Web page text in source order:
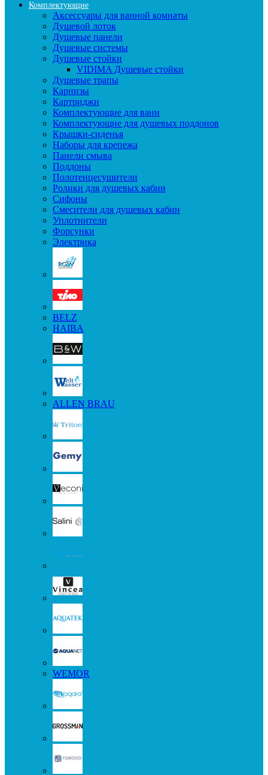
Комплектующие
Аксессуары для ванной комнаты
Душевой лоток
Душевые панели
Душевые системы
Душевые стойки
VIDIMA Душевые стойки
Душевые трапы
Карнизы
Картриджи
Комплектующие для ванн
Комплектующие для душевых поддонов
Крышки-сиденья
Наборы для крепежа
Панели смыва
Поддоны
Полотенцесушители
Ролики для душевых кабин
Сифоны
Смесители для душевых кабин
Уплотнители
Форсунки
Электрика
BELZ
HAIBA
ALLEN BRAU
WEMOR